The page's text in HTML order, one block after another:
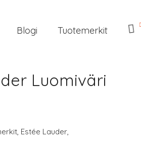
Blogi Tuotemerkit
Luomiväri
, Estée Lauder,